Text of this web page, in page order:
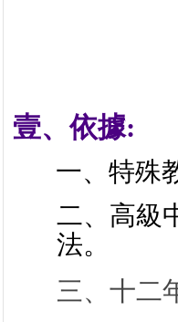
壹、依據:
一、特殊
二、高級
法。
三、 十二